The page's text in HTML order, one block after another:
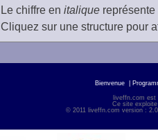
Le chiffre en italiquereprésente
Cliquez sur une structure pour
Bienvenue
liveffn.com est
Ce site
© 2011 liveffn.com version :